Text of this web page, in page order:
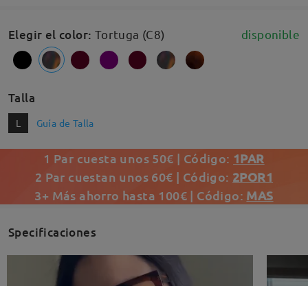
Elegir el color: Tortuga (C8) disponible
Talla
L Guía de Talla
1 Par cuesta unos 50€ | Código: 1PAR
2 Par cuestan unos 60€ | Código: 2POR1
3+ Más ahorro hasta 100€ | Código: MAS
Specificaciones